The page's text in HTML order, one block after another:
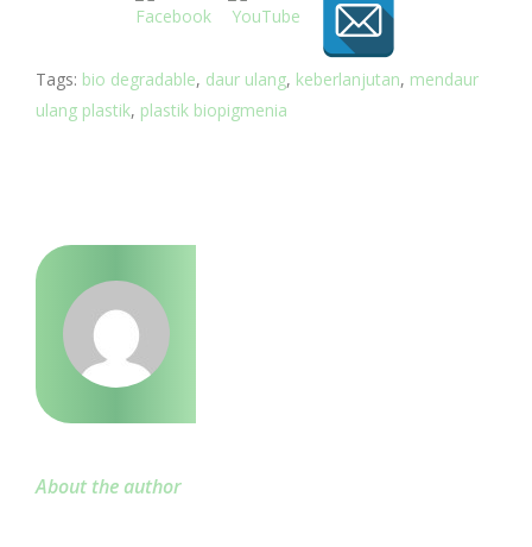
Tags: bio degradable, daur ulang, keberlanjutan, mendaur
ulang plastik, plastik biopigmenia
About the author